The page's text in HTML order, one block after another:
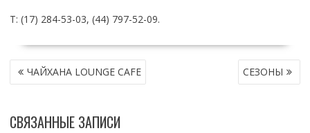
Т: (17) 284-53-03, (44) 797-52-09.
НАВИГАЦИЯ
ПО ЧАЙХАНА LOUNGE CAFE СЕЗОНЫ
СВЯЗАННЫЕ ЗАПИСИ